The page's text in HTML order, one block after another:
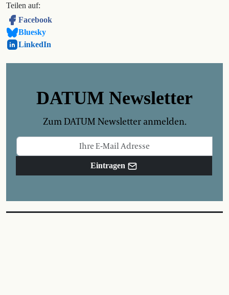
Teilen auf:
Facebook
Bluesky
LinkedIn
DATUM Newsletter
Zum DATUM Newsletter anmelden.
Eintragen